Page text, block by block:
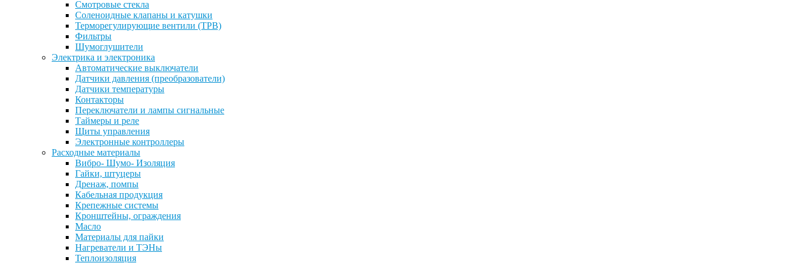
Смотровые стекла
Соленоидные клапаны и катушки
Терморегулирующие вентили (ТРВ)
Фильтры
Шумоглушители
Электрика и электроника
Автоматические выключатели
Датчики давления (преобразователи)
Датчики температуры
Контакторы
Переключатели и лампы сигнальные
Таймеры и реле
Щиты управления
Электронные контроллеры
Расходные материалы
Вибро- Шумо- Изоляция
Гайки, штуцеры
Дренаж, помпы
Кабельная продукция
Крепежные системы
Кронштейны, ограждения
Масло
Материалы для пайки
Нагреватели и ТЭНы
Теплоизоляция